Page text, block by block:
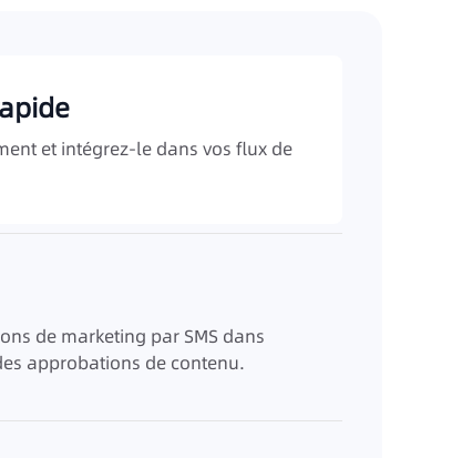
et intégrez-le dans vos flux de
de marketing par SMS dans
approbations de contenu.